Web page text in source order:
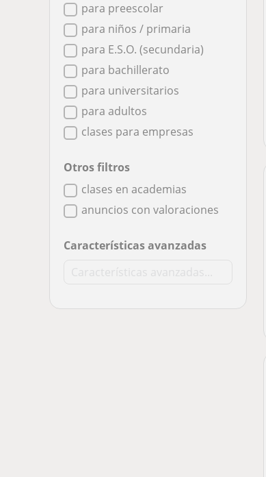
para preescolar
para niños / primaria
para E.S.O. (secundaria)
para bachillerato
para universitarios
para adultos
clases para empresas
Otros filtros
clases en academias
anuncios con valoraciones
Características avanzadas